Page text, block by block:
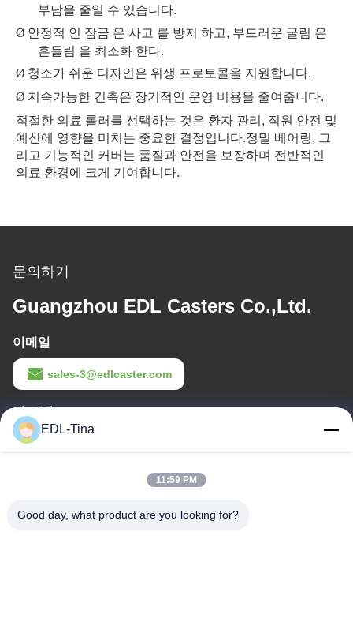
부담을 줄일 수 있습니다.
Ø 안정적 인 잠금 은 사고 를 방지 하고, 부드러운 굴림 은
흔들림 을 최소화 한다.
Ø 청소가 쉬운 디자인은 위생 프로토콜을 지원합니다.
Ø 지속가능한 건축은 장기적인 운영 비용을 줄여줍니다.
적절한 의료 롤러를 선택하는 것은 환자 관리, 직원 안전 및
예산에 영향을 미치는 중요한 결정입니다.정밀 베어링, 그
리고 기능적인 커버는 품질과 안전을 보장하며 전반적인
의료 환경에 크게 기여합니다.
문의하기
Guangzhou EDL Casters Co.,Ltd.
이메일
sales-3@edlcaster.com
일 시간
08:30-17:30
방 1003, 나샤 국제 재능 항구, 167 하이빈 로드, 나샤 스트리트, 광
EDL-Tina
11:59 PM
Good day, what product are you looking for?